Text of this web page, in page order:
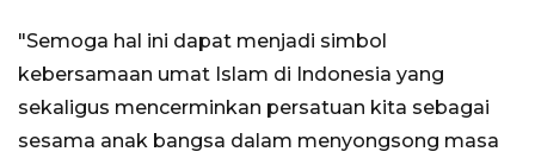
"Semoga hal ini dapat menjadi simbol
kebersamaan umat Islam di Indonesia yang
sekaligus mencerminkan persatuan kita sebagai
sesama anak bangsa dalam menyongsong masa